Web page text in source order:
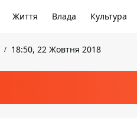
Життя Влада Культура
18:50, 22 Жовтня 2018